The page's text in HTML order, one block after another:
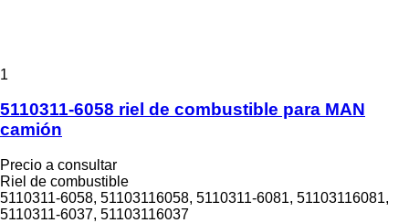
1
5110311-6058 riel de combustible para MAN
camión
Precio a consultar
Riel de combustible
5110311-6058, 51103116058, 5110311-6081, 51103116081,
5110311-6037, 51103116037